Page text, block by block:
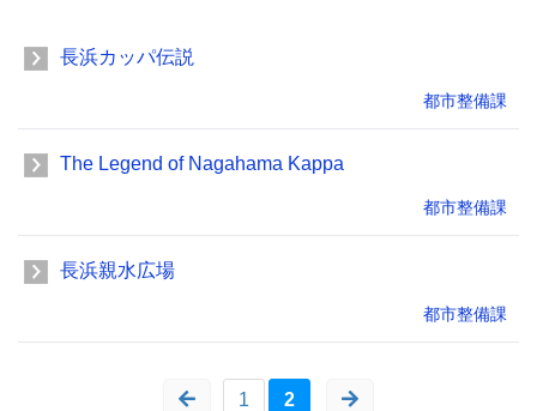
長浜カッパ伝説
都市整備課
The Legend of Nagahama Kappa
都市整備課
長浜親水広場
都市整備課
1 2